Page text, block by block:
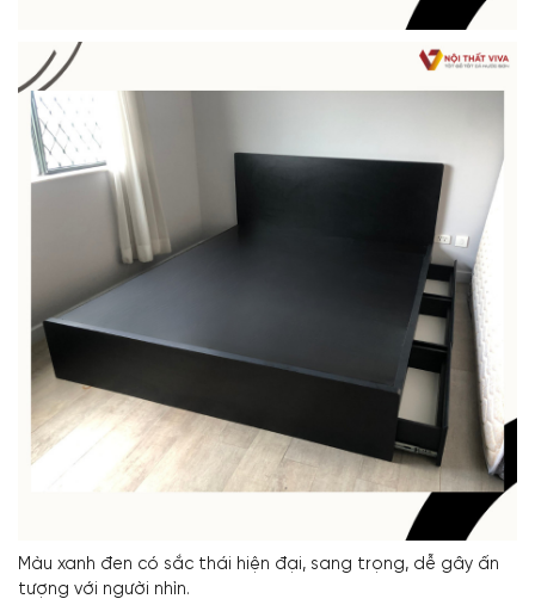
Màu xanh đen có sắc thái hiện đại, sang trọng, dễ gây ấn
tượng với người nhìn.